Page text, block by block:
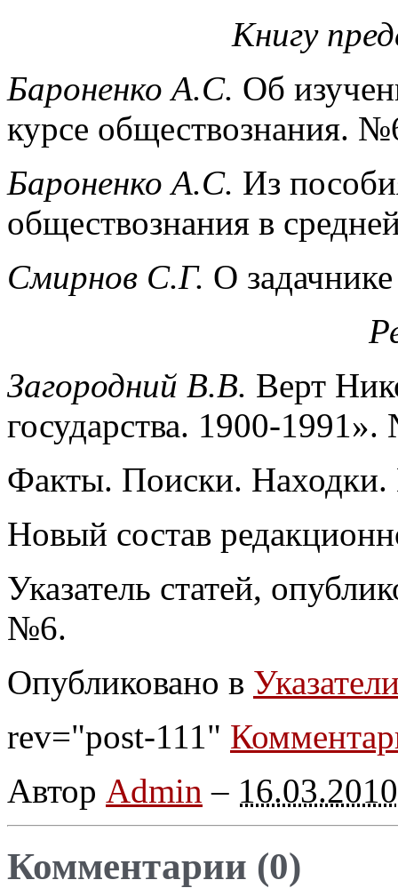
Книгу
Бароненко А.С. Об
курсе обществознания.
Бароненко А.С. Из
обществознания в
Смирнов С.Г. О
Загородний В.В. Верт
государства. 1900-
Факты. Поиски.
Новый состав
Указатель статей,
№6.
Опубликовано в
rev="post-111"
Автор Admin – 16.03.2010
Комментарии (0)